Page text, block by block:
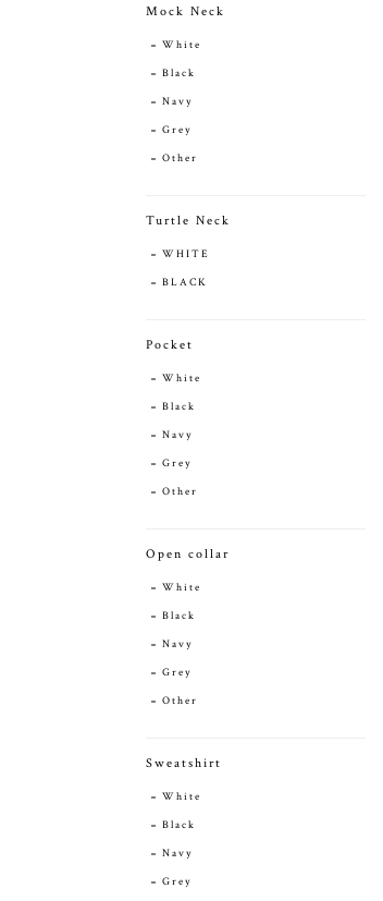
Mock Neck
White
Black
Navy
Grey
Other
Turtle Neck
WHITE
BLACK
Pocket
White
Black
Navy
Grey
Other
Open collar
White
Black
Navy
Grey
Other
Sweatshirt
White
Black
Navy
Grey